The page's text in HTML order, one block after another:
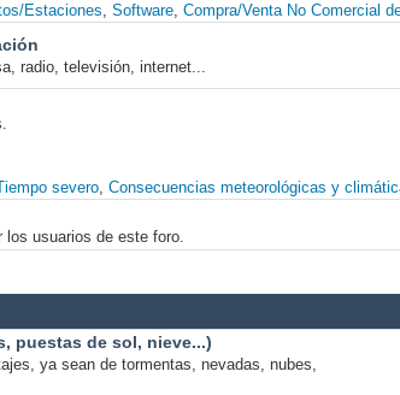
Estaciones Software Compra/Venta No Comercial
radio, televisión, internet...
severo Consecuencias meteorológicas y
usuarios de este foro.
puestas de sol, nieve...)
ya sean de tormentas, nevadas, nubes,